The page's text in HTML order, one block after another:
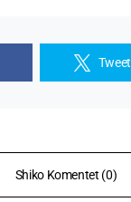
Tweet
Shiko Komentet (0)